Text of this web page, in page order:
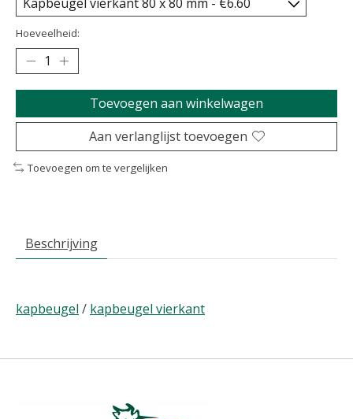
Hoeveelheid:
Toevoegen aan winkelwagen
Aan verlanglijst toevoegen
Toevoegen om te vergelijken
Beschrijving
kapbeugel / kapbeugel vierkant